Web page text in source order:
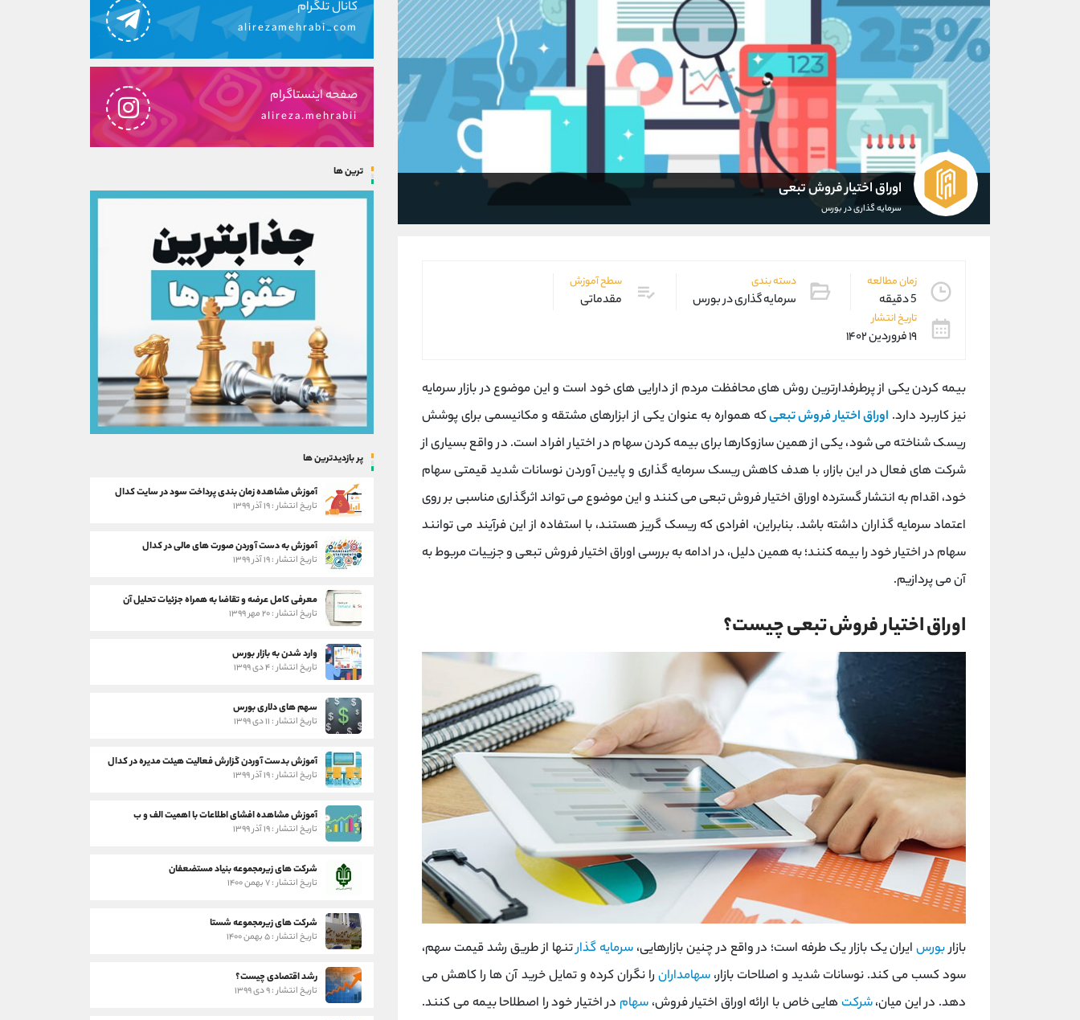
اوراق اختیار فروش تبعی
سرمایه گذاری در بورس
زمان مطالعه
5 دقیقه
دسته بندی
سرمایه گذاری در بورس
سطح آموزش
مقدماتی
تاریخ انتشار
۱۹ فروردین ۱۴۰۲
بیمه کردن یکی از پرطرفدارترین روش های محافظت مردم از دارایی های خود است و این موضوع در بازار سرمایه
نیز کاربرد دارد. اوراق اختیار فروش تبعیکه همواره به عنوان یکی از ابزارهای مشتقه و مکانیسمی برای پوشش
ریسک شناخته می شود، یکی از همین سازوکارها برای بیمه کردن سهام در اختیار افراد است. در واقع بسیاری از
شرکت های فعال در این بازار، با هدف کاهش ریسک سرمایه گذاری و پایین آوردن نوسانات شدید قیمتی سهام
خود، اقدام به انتشار گسترده اوراق اختیار فروش تبعی می کنند و این موضوع می تواند اثرگذاری مناسبی بر روی
اعتماد سرمایه گذاران داشته باشد. بنابراین، افرادی که ریسک گریز هستند، با استفاده از این فرآیند می توانند
سهام در اختیار خود را بیمه کنند؛ به همین دلیل، در ادامه به بررسی اوراق اختیار فروش تبعی و جزییات مربوط به
آن می پردازیم.
اوراق اختیار فروش تبعی چیست؟
بازاربورسایران یک بازار یک طرفه است؛ در واقع در چنین بازارهایی، سرمایه گذارتنها از طریق رشد قیمت سهم،
سود کسب می کند. نوسانات شدید و اصلاحات بازار،سهامداران را نگران کرده و تمایل خرید آن ها را کاهش می
دهد. در این میان،شرکت هایی خاص با ارائه اوراق اختیار فروش، سهام در اختیار خود را اصطلاحا بیمه می کنند.
کانال تلگرام
alirezamehrabi_com
صفحه اینستاگرام
alireza.mehrabii
ترین ها
پر بازدیدترین ها
آموزش مشاهده زمان بندی پرداخت سود در سایت کدال
تاریخ انتشار : ۱۹ آذر ۱۳۹۹
آموزش به دست آوردن صورت های مالی در کدال
تاریخ انتشار : ۱۹ آذر ۱۳۹۹
معرفی کامل عرضه و تقاضا به همراه جزئیات تحلیل آن
تاریخ انتشار : ۲۰ مهر ۱۳۹۹
وارد شدن به بازار بورس
تاریخ انتشار : ۴ دی ۱۳۹۹
سهم های دلاری بورس
تاریخ انتشار : ۱۱ دی ۱۳۹۹
آموزش بدست آوردن گزارش فعالیت هیئت مدیره در کدال
تاریخ انتشار : ۱۹ آذر ۱۳۹۹
آموزش مشاهده افشای اطلاعات با اهمیت الف و ب
تاریخ انتشار : ۱۹ آذر ۱۳۹۹
شرکت های زیرمجموعه بنیاد مستضعفان
تاریخ انتشار : ۷ بهمن ۱۴۰۰
شرکت های زیرمجموعه شستا
تاریخ انتشار : ۵ بهمن ۱۴۰۰
رشد اقتصادی چیست؟
تاریخ انتشار : ۹ دی ۱۳۹۹